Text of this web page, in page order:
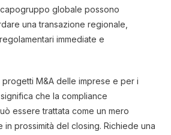
globale possono
una transazione regionale,
immediate e
M&A delle imprese e per i
che la compliance
essere trattata come un mero
in prossimità del closing. Richiede una